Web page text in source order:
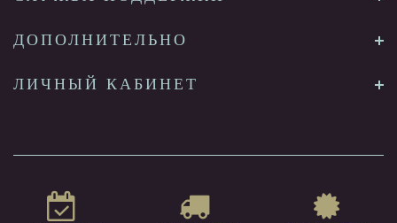
ДОПОЛНИТЕЛЬНО
ЛИЧНЫЙ КАБИНЕТ